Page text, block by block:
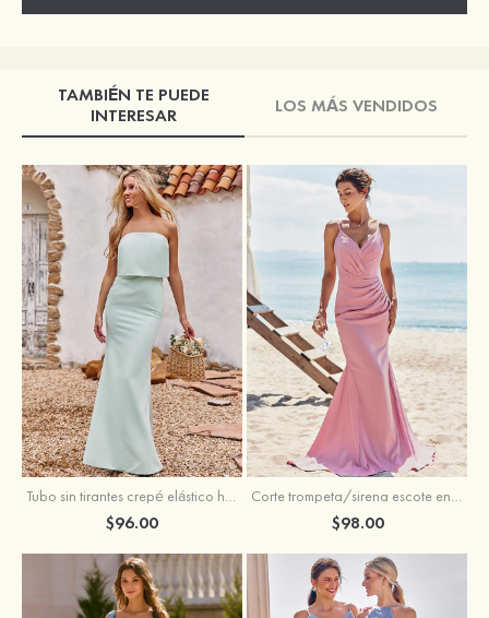
TAMBIÉN TE PUEDE
INTERESAR
LOS MÁS VENDIDOS
Tubo sin tirantes crepé elástico hasta el suelo vestido de dama de honor
$96.00
Corte trompeta/sirena escote en v satén elástico hasta el suelo vestido de dama de honor
$98.00